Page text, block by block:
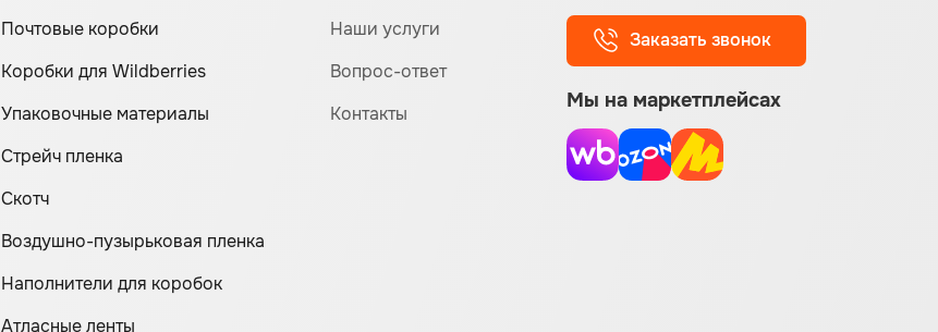
Почтовые коробки
Коробки для Wildberries
Упаковочные материалы
Стрейч пленка
Скотч
Воздушно-пузырьковая пленка
Наполнители для коробок
Атласные ленты
Наши услуги
Вопрос-ответ
Контакты
Заказать звонок
Мы на маркетплейсах